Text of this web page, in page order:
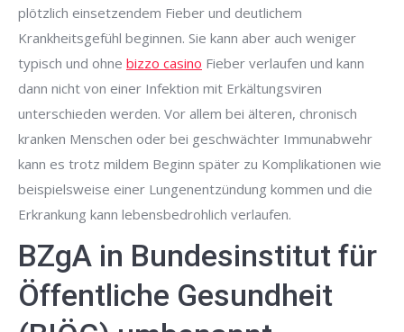
plötzlich einsetzendem Fieber und deutlichem
Krankheitsgefühl beginnen. Sie kann aber auch weniger
typisch und ohne bizzo casino Fieber verlaufen und kann
dann nicht von einer Infektion mit Erkältungsviren
unterschieden werden. Vor allem bei älteren, chronisch
kranken Menschen oder bei geschwächter Immunabwehr
kann es trotz mildem Beginn später zu Komplikationen wie
beispielsweise einer Lungenentzündung kommen und die
Erkrankung kann lebensbedrohlich verlaufen.
BZgA in Bundesinstitut für
Öffentliche Gesundheit